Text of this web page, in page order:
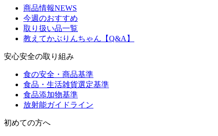
商品情報NEWS
今週のおすすめ
取り扱い品一覧
教えてかぶりんちゃん【Q&A】
安心安全の取り組み
食の安全・商品基準
食品・生活雑貨選定基準
食品添加物基準
放射能ガイドライン
初めての方へ